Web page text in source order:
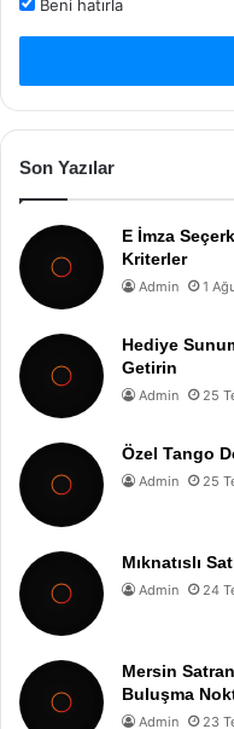
Beni hatırla
Son Yazılar
E İmza
Kriterler
Admin 1
Hediye
Getirin
Admin 25
Özel Tango
Admin 25
Mıknatıslı
Admin 24
Mersin
Buluşma
Admin 23